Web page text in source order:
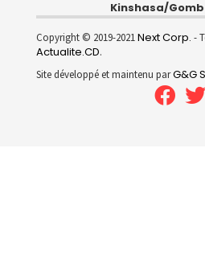
Kinshasa/
Copyright © 2019-2021Next Corp. -
Actualite.CD.
Site développé et maintenu parG&G